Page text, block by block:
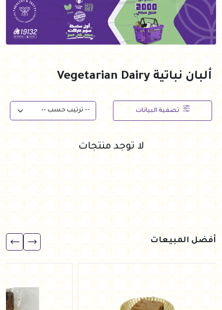
ألبان نباتية Vegetarian Dairy
تصفية البيانات
لا توجد منتجات
أفضل المبيعات